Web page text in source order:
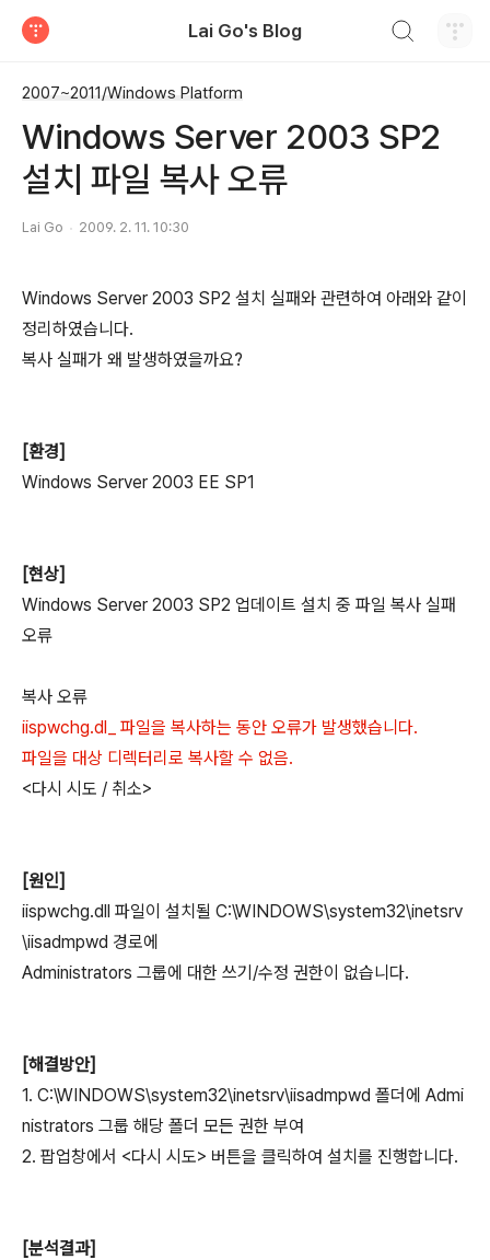
Lai Go's Blog
2007~2011/Windows Platform
Windows Server 2003 SP2
설치 파일 복사 오류
Lai Go 2009. 2. 11. 10:30
Windows Server 2003 SP2 설치 실패와 관련하여 아래와 같이
정리하였습니다.
복사 실패가 왜 발생하였을까요?
[환경]
Windows Server 2003 EE SP1
[현상]
Windows Server 2003 SP2 업데이트 설치 중 파일 복사 실패
오류
복사 오류
iispwchg.dl_ 파일을 복사하는 동안 오류가 발생했습니다.
파일을 대상 디렉터리로 복사할 수 없음.
<다시 시도 / 취소>
[원인]
iispwchg.dll 파일이 설치될 C:\WINDOWS\system32\inetsrv
\iisadmpwd 경로에
Administrators 그룹에 대한 쓰기/수정 권한이 없습니다.
[해결방안]
1. C:\WINDOWS\system32\inetsrv\iisadmpwd 폴더에 Admi
nistrators 그룹 해당 폴더 모든 권한 부여
2. 팝업창에서 <다시 시도> 버튼을 클릭하여 설치를 진행합니다.
[분석결과]